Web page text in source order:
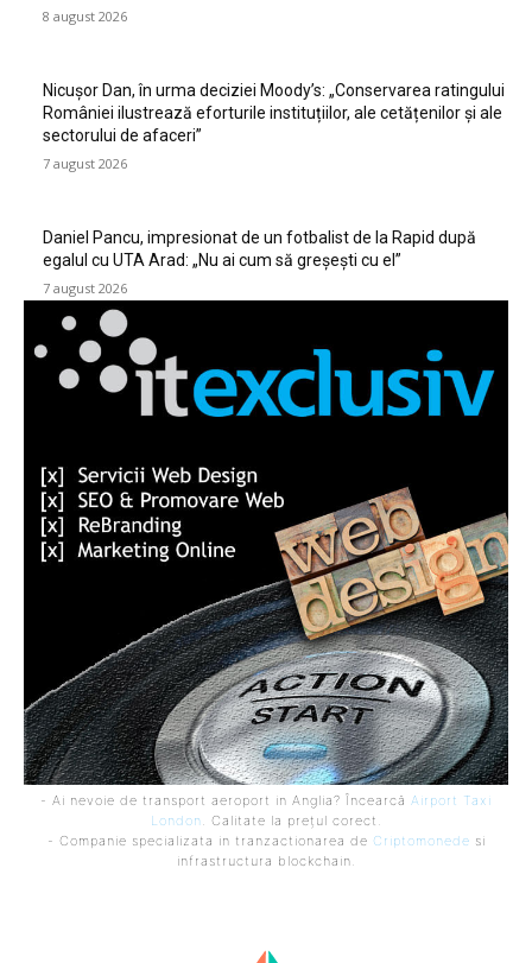
8 august 2026
Nicușor Dan, în urma deciziei Moody’s: „Conservarea ratingului
României ilustrează eforturile instituțiilor, ale cetățenilor și ale
sectorului de afaceri”
7 august 2026
Daniel Pancu, impresionat de un fotbalist de la Rapid după
egalul cu UTA Arad: „Nu ai cum să greșești cu el”
7 august 2026
- Ai nevoie de transport aeroport in Anglia? Încearcă Airport Taxi
London. Calitate la prețul corect.
- Companie specializata in tranzactionarea de Criptomonede si
infrastructura blockchain.